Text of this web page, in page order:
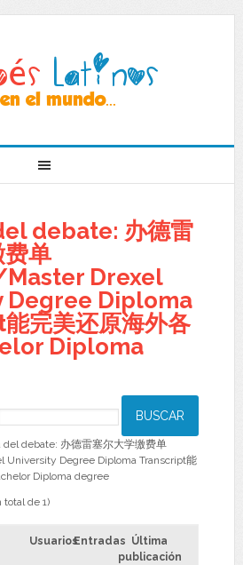
debate: 办德雷
单
Drexel
Degree Diploma
完美还原海外各
Diploma
del debate: 办德雷塞尔大学缴费单
University Degree Diploma Transcript能
Diploma degree
total de 1)
UsuariosEntradas Última
publicación